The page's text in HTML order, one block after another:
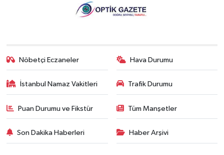
Nöbetçi Eczaneler Hava Durumu
İstanbul Namaz Vakitleri Trafik Durumu
Puan Durumu ve Fikstür Tüm Manşetler
Son Dakika Haberleri Haber Arşivi